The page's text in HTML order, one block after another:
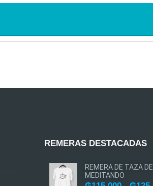
REMERAS DESTACADAS
REMERA DE TAZA
MEDITANDO